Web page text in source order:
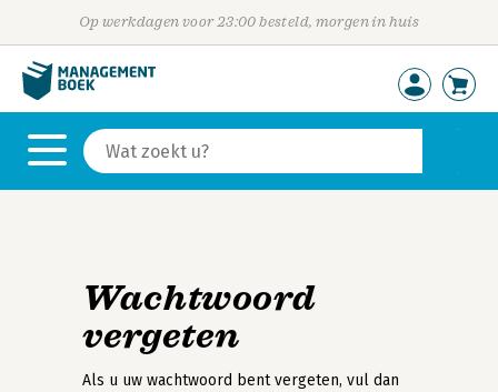
Op werkdagen voor 23:00 besteld, morgen in huis
Wachtwoord
vergeten
Als u uw wachtwoord bent vergeten, vul dan